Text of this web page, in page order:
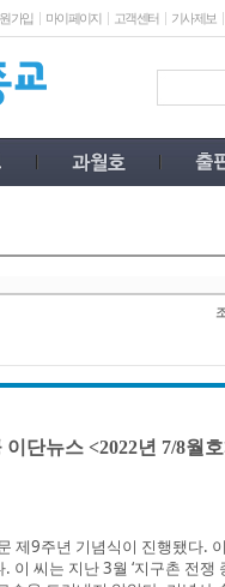
가입 마이페이지 고객센터 기사제보
단뉴스 <2022년 7/8월
제9주년 기념식이 진행됐다.
씨는 지난 3월 ‘지구촌 전쟁